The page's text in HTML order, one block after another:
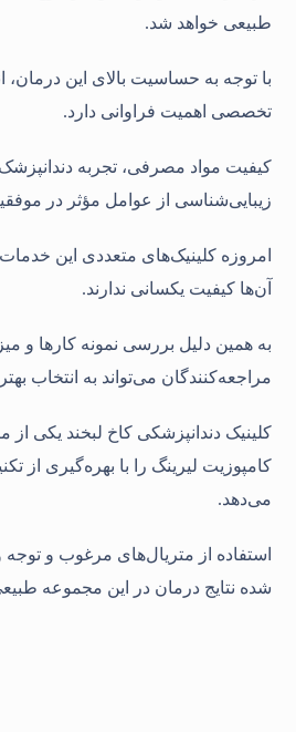
طبیعی خواهد شد.
با توجه به حساسیت بالای این درمان،
تخصصی اهمیت فراوانی دارد.
کیفیت مواد مصرفی، تجربه
زیبایی‌شناسی از عوامل مؤثر در
امروزه کلینیک‌های متعددی این خدمات
آن‌ها کیفیت یکسانی ندارند.
به همین دلیل بررسی نمونه کارها و
مراجعه‌کنندگان می‌تواند به انتخاب
کلینیک دندانپزشکی کاخ لبخند یکی
کامپوزیت لیرینگ را با بهره‌گیری از
می‌دهد.
استفاده از متریال‌های مرغوب و توجه
شده نتایج درمان در این مجموعه